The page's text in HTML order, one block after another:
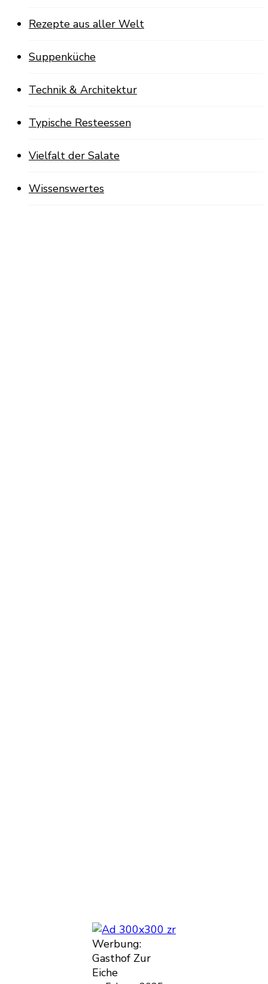
Rezepte aus aller Welt
Suppenküche
Technik & Architektur
Typische Resteessen
Vielfalt der Salate
Wissenswertes
Werbung:
Gasthof Zur
Eiche